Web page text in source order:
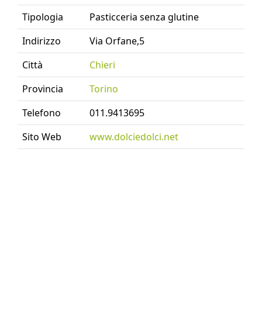
Tipologia
Pasticceria senza glutine
Indirizzo
Via Orfane,5
Città
Chieri
Provincia
Torino
Telefono
011.9413695
Sito Web
www.dolciedolci.net